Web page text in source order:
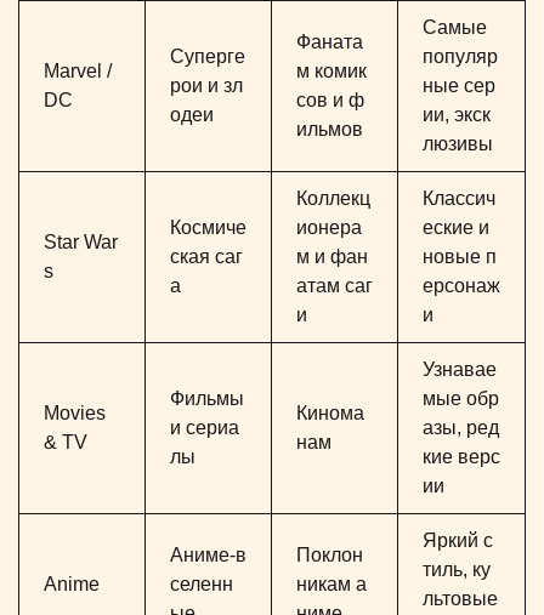
Marvel /
DC
Суперге
рои и зл
одеи
Фаната
м комик
сов и ф
ильмов
Самые
популяр
ные сер
ии, экск
люзивы
Star War
s
Космиче
ская саг
а
Коллекц
ионера
м и фан
атам саг
и
Классич
еские и
новые п
ерсонаж
и
Movies
& TV
Фильмы
и сериа
лы
Кинома
нам
Узнавае
мые обр
азы, ред
кие верс
ии
Anime
Аниме-в
селенн
Поклон
никам а
Яркий с
тиль, ку
льтовые